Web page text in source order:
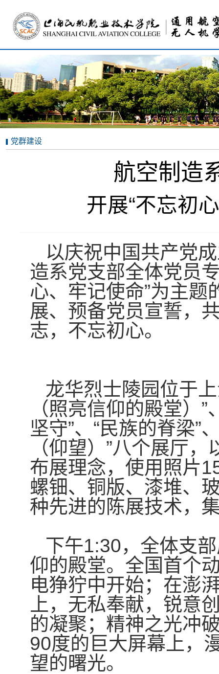
党群建设
航空制造
开展“不忘初
以庆祝中国共产党
造系党支部全体党员
心、牢记使命”为主
展、预备党员宣誓，
志，不忘初心。
龙华烈士陵园位于
（照亮信仰的殿堂）”
坚守”、“民族的脊梁”
（仰望）”八个展厅
布展理念，使用照片
螺钿、铜版、漆堆、
种先进的陈展技术，
下午1:30，全体支
仰的殿堂。全国首个
电狰狞中开始；在澎
上，无私奉献，锐意
的凝聚；精神之光冲
90度的巨大屏幕上，
望的曙光。